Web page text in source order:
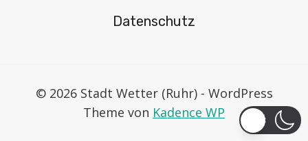
Datenschutz
© 2026 Stadt Wetter (Ruhr) - WordPress
Theme von Kadence WP